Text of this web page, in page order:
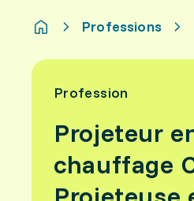
Professions
Profession
Projeteur
chauffage